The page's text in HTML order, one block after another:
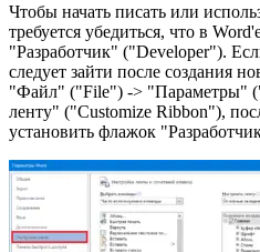
Чтобы начать писать или
требуется убедиться, что в
"Разработчик" ("Developer").
следует зайти после создания
"Файл" ("File") -> "Параметры"
ленту" ("Customize Ribbon"),
установить флажок